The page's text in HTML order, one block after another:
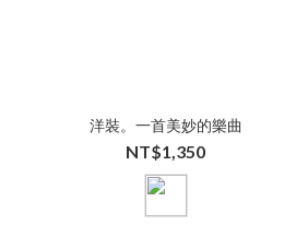
洋裝。一首美妙的樂曲
NT$1,350